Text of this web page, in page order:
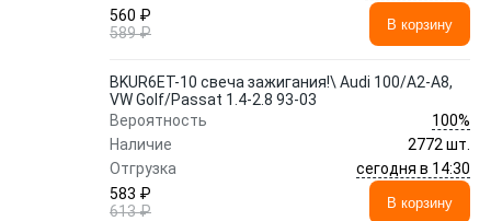
560 ₽
589 ₽
В корзину
BKUR6ET-10 свеча зажигания!\ Audi 100/A2-A8,
VW Golf/Passat 1.4-2.8 93-03
Вероятность
100%
Наличие
2772 шт.
Отгрузка
сегодня в 14:30
583 ₽
613 ₽
В корзину